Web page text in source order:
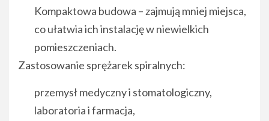
Kompaktowa budowa – zajmują mniej miejsca,
co ułatwia ich instalację w niewielkich
pomieszczeniach.
Zastosowanie sprężarek spiralnych:
przemysł medyczny i stomatologiczny,
laboratoria i farmacja,